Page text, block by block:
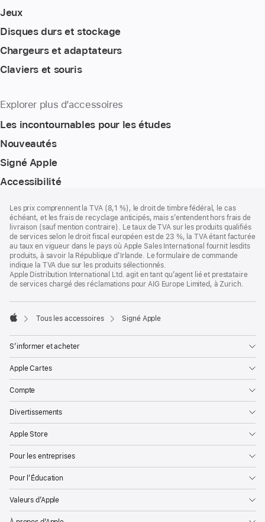
Jeux
Disques durs et stockage
Chargeurs et adaptateurs
Claviers et souris
Explorer plus d’accessoires
Les incontournables pour les études
Nouveautés
Signé Apple
Accessibilité
de
page
de
bas
de
page
Les prix comprennent la TVA (8,1 %), le droit de timbre fédéral, le cas
échéant, et les frais de recyclage anticipés, mais s’entendent hors frais de
livraison (sauf mention contraire). Le taux de TVA sur les produits qualifiés
de services selon le droit fiscal européen est de 23 %, la TVA étant facturée
au taux en vigueur dans le pays où Apple Sales International fournit lesdits
produits, à savoir la République d’Irlande. Le formulaire de commande
indique la TVA due sur les produits sélectionnés.
Apple Distribution International Ltd. agit en tant qu’agent lié et prestataire
de services chargé des réclamations pour AIG Europe Limited, à Zurich.
Tous les accessoires Signé Apple
S’informer et acheter
Apple Cartes
Compte
Divertissements
Apple Store
Pour les entreprises
Pour l’Éducation
Valeurs d’Apple